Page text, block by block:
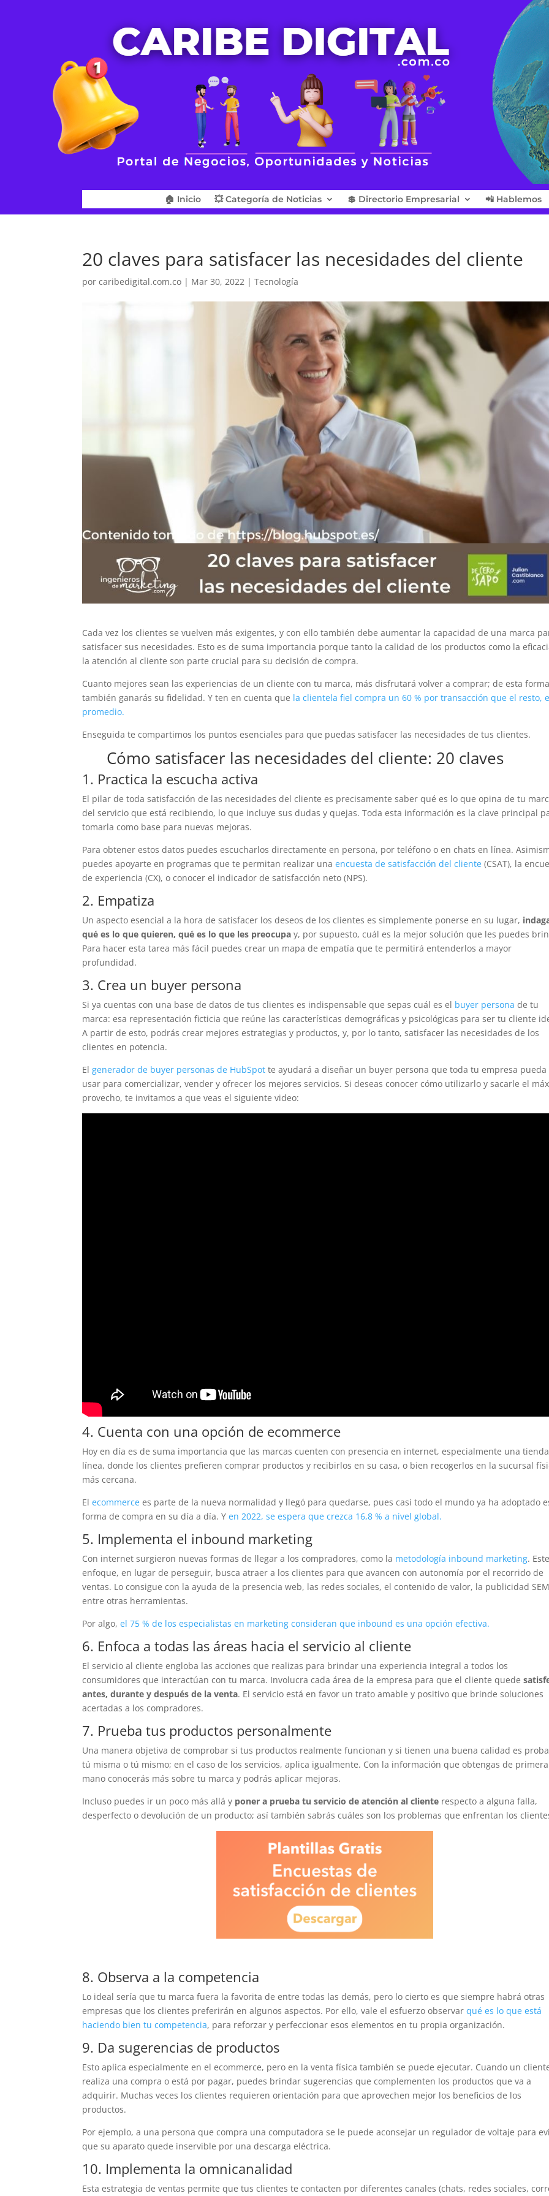
🏠 Inicio 💥 Categoría de Noticias 💲 Directorio Empresarial 📲 Hablemos
20 claves para satisfacer las necesidades del cliente
porcaribedigital.com.co | Mar 30, 2022 |Tecnología
Cada vez los clientes se vuelven más exigentes, y con ello también debe aumentar la capacidad de una marca
satisfacer sus necesidades. Esto es de suma importancia porque tanto la calidad de los productos como la
la atención al cliente son parte crucial para su decisión de compra.
Cuanto mejores sean las experiencias de un cliente con tu marca, más disfrutará volver a comprar; de esta
también ganarás su fidelidad. Y ten en cuenta que la clientela fiel compra un 60 % por transacción que el resto,
promedio.
Enseguida te compartimos los puntos esenciales para que puedas satisfacer las necesidades de tus clientes.
Cómo satisfacer las necesidades del cliente: 20 claves
1. Practica la escucha activa
El pilar de toda satisfacción de las necesidades del cliente es precisamente saber qué es lo que opina de tu
del servicio que está recibiendo, lo que incluye sus dudas y quejas. Toda esta información es la clave principal
tomarla como base para nuevas mejoras.
Para obtener estos datos puedes escucharlos directamente en persona, por teléfono o en chats en línea.
puedes apoyarte en programas que te permitan realizar unaencuesta de satisfacción del cliente (CSAT), la
de experiencia (CX), o conocer el indicador de satisfacción neto (NPS).
2. Empatiza
Un aspecto esencial a la hora de satisfacer los deseos de los clientes es simplemente ponerse en su lugar,
qué es lo que quieren, qué es lo que les preocupa y, por supuesto, cuál es la mejor solución que les puedes
Para hacer esta tarea más fácil puedes crear un mapa de empatía que te permitirá entenderlos a mayor
profundidad.
3. Crea un buyer persona
Si ya cuentas con una base de datos de tus clientes es indispensable que sepas cuál es el buyer persona de tu
marca: esa representación ficticia que reúne las características demográficas y psicológicas para ser tu cliente
A partir de esto, podrás crear mejores estrategias y productos, y, por lo tanto, satisfacer las necesidades de los
clientes en potencia.
Elgenerador de buyer personas de HubSpot te ayudará a diseñar un buyer persona que toda tu empresa pueda
usar para comercializar, vender y ofrecer los mejores servicios. Si deseas conocer cómo utilizarlo y sacarle el
provecho, te invitamos a que veas el siguiente video:
4. Cuenta con una opción de ecommerce
Hoy en día es de suma importancia que las marcas cuenten con presencia en internet, especialmente una
línea, donde los clientes prefieren comprar productos y recibirlos en su casa, o bien recogerlos en la sucursal
más cercana.
Elecommerce es parte de la nueva normalidad y llegó para quedarse, pues casi todo el mundo ya ha adoptado
forma de compra en su día a día. Yen 2022, se espera que crezca 16,8 % a nivel global.
5. Implementa el inbound marketing
Con internet surgieron nuevas formas de llegar a los compradores, como la metodología inbound marketing. Este
enfoque, en lugar de perseguir, busca atraer a los clientes para que avancen con autonomía por el recorrido de
ventas. Lo consigue con la ayuda de la presencia web, las redes sociales, el contenido de valor, la publicidad
entre otras herramientas.
Por algo,el 75 % de los especialistas en marketing consideran que inbound es una opción efectiva.
6. Enfoca a todas las áreas hacia el servicio al cliente
El servicio al cliente engloba las acciones que realizas para brindar una experiencia integral a todos los
consumidores que interactúan con tu marca. Involucra cada área de la empresa para que el cliente quede
antes, durante y después de la venta. El servicio está en favor un trato amable y positivo que brinde soluciones
acertadas a los compradores.
7. Prueba tus productos personalmente
Una manera objetiva de comprobar si tus productos realmente funcionan y si tienen una buena calidad es
tú misma o tú mismo; en el caso de los servicios, aplica igualmente. Con la información que obtengas de primera
mano conocerás más sobre tu marca y podrás aplicar mejoras.
Incluso puedes ir un poco más allá y poner a prueba tu servicio de atención al cliente respecto a alguna falla,
desperfecto o devolución de un producto; así también sabrás cuáles son los problemas que enfrentan los
8. Observa a la competencia
Lo ideal sería que tu marca fuera la favorita de entre todas las demás, pero lo cierto es que siempre habrá otras
empresas que los clientes preferirán en algunos aspectos. Por ello, vale el esfuerzo observarqué es lo que está
haciendo bien tu competencia, para reforzar y perfeccionar esos elementos en tu propia organización.
9. Da sugerencias de productos
Esto aplica especialmente en el ecommerce, pero en la venta física también se puede ejecutar. Cuando un
realiza una compra o está por pagar, puedes brindar sugerencias que complementen los productos que va a
adquirir. Muchas veces los clientes requieren orientación para que aprovechen mejor los beneficios de los
productos.
Por ejemplo, a una persona que compra una computadora se le puede aconsejar un regulador de voltaje para
que su aparato quede inservible por una descarga eléctrica.
10. Implementa la omnicanalidad
Esta estrategia de ventas permite que tus clientes te contacten por diferentes canales (chats, redes sociales,